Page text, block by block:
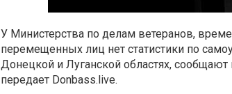
У Министерства по делам ветеранов,
перемещенных лиц нет статистики по
Донецкой и Луганской областях,
передает Donbass.live.